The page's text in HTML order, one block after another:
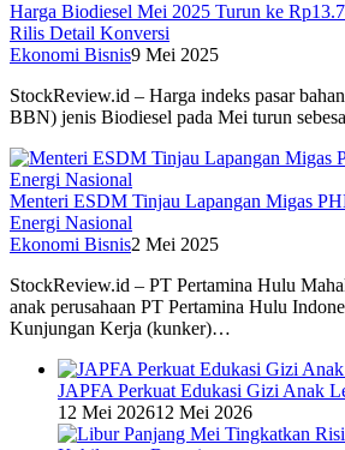
Harga Biodiesel Mei 2025 Turun ke
Rilis Detail Konversi
Ekonomi Bisnis9 Mei 2025
StockReview.id – Harga indeks pasar
BBN) jenis Biodiesel pada Mei turun
Menteri ESDM Tinjau Lapangan Migas
Energi Nasional
Ekonomi Bisnis2 Mei 2025
StockReview.id – PT Pertamina Hulu
anak perusahaan PT Pertamina Hulu
Kunjungan Kerja (kunker)…
JAPFA Perkuat Edukasi Gizi Anak
12 Mei 202612 Mei 2026